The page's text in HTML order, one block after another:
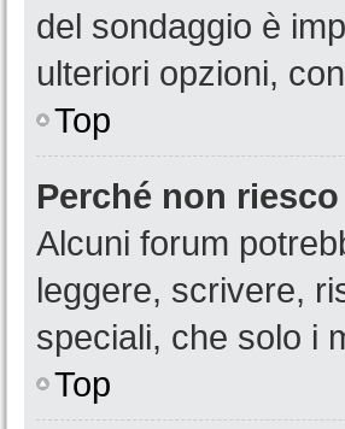
del sondaggio è
ulteriori opzioni,
Top
Perché non
Alcuni forum
leggere, scrivere,
speciali, che solo i
Top